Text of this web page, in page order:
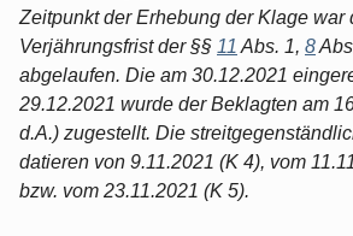
Zeitpunkt der Erhebung der Klage war
Verjährungsfrist der §§ 11 Abs. 1, 8
abgelaufen. Die am 30.12.2021
29.12.2021 wurde der Beklagten am
d.A.) zugestellt. Die
datieren von 9.11.2021 (K 4), vom
bzw. vom 23.11.2021 (K 5).